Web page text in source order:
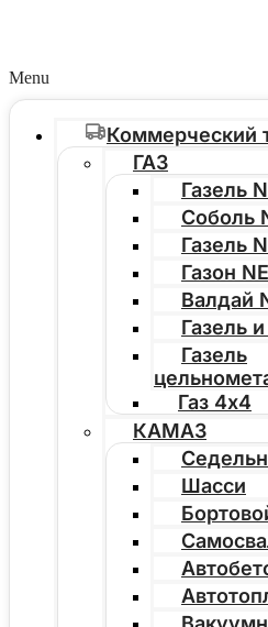
Menu
Коммерческий
ГАЗ
Газель
Соболь
Газель
Газон
Валдай
Газель
Газель
Газ 4х4
КАМАЗ
Шасси